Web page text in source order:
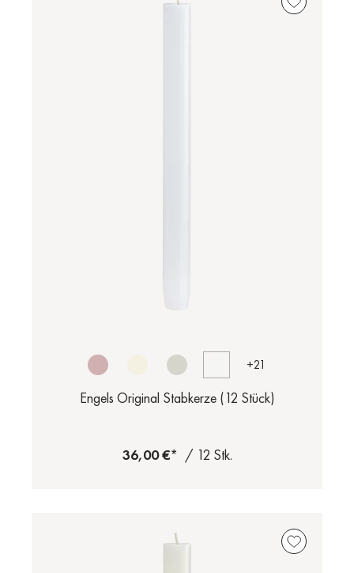
+21
Engels Original Stabkerze (12 Stück)
36,00 €* / 12 Stk.